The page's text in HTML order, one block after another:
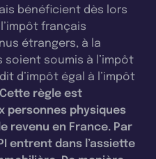
bénéficient dès lors
français
étrangers, à la
soumis à l’impôt
d’impôt égal à l’impôt
Cette règle est
personnes physiques
revenu en France. Par
entrent dans l’assiette